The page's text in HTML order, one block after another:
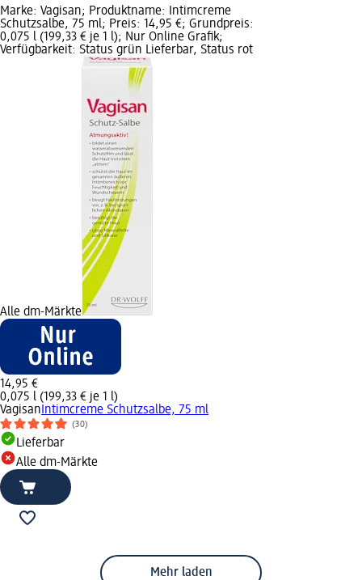
Marke: Vagisan; Produktname: Intimcreme
Schutzsalbe, 75 ml; Preis: 14,95 €; Grundpreis:
0,075 l (199,33 € je 1 l); Nur Online Grafik;
Verfügbarkeit: Status grün Lieferbar, Status rot
Alle dm-Märkte
14,95 €
0,075 l (199,33 € je 1 l)
Vagisan Intimcreme Schutzsalbe, 75 ml
(30)
Lieferbar
Alle dm-Märkte
Mehr laden